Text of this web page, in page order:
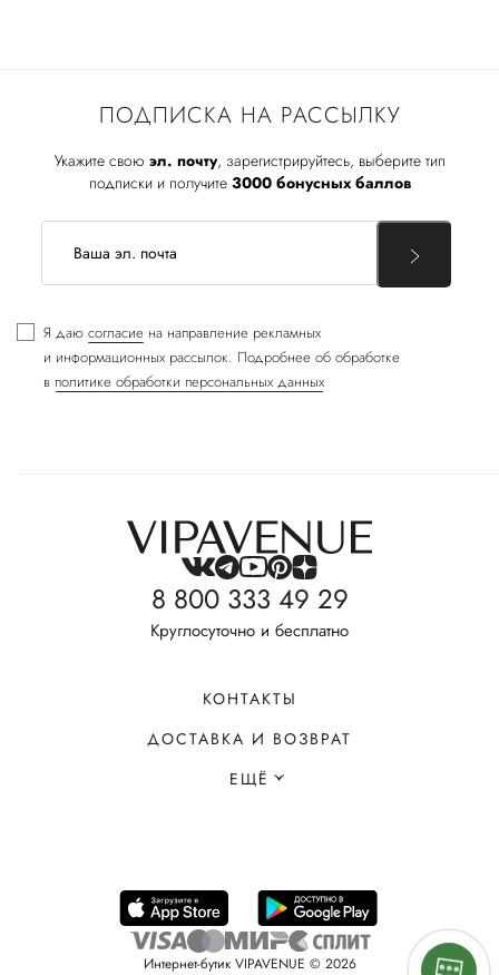
ПОДПИСКА НА РАССЫЛКУ
Укажите свою эл. почту, зарегистрируйтесь, выберите тип
подписки и получите 3000 бонусных баллов
Я даю согласие на направление рекламных
и информационных рассылок. Подробнее об обработке
в политике обработки персональных данных
8 800 333 49 29
Круглосуточно и бесплатно
КОНТАКТЫ
ДОСТАВКА И ВОЗВРАТ
ЕЩЁ
Интернет-бутик VIPAVENUE © 2026